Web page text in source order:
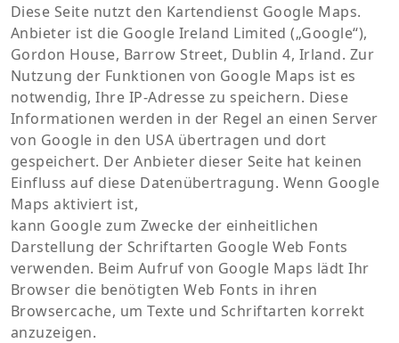
Diese Seite nutzt den Kartendienst Google Maps.
Anbieter ist die Google Ireland Limited („Google“),
Gordon House, Barrow Street, Dublin 4, Irland. Zur
Nutzung der Funktionen von Google Maps ist es
notwendig, Ihre IP-Adresse zu speichern. Diese
Informationen werden in der Regel an einen Server
von Google in den USA übertragen und dort
gespeichert. Der Anbieter dieser Seite hat keinen
Einfluss auf diese Datenübertragung. Wenn Google
Maps aktiviert ist,
kann Google zum Zwecke der einheitlichen
Darstellung der Schriftarten Google Web Fonts
verwenden. Beim Aufruf von Google Maps lädt Ihr
Browser die benötigten Web Fonts in ihren
Browsercache, um Texte und Schriftarten korrekt
anzuzeigen.